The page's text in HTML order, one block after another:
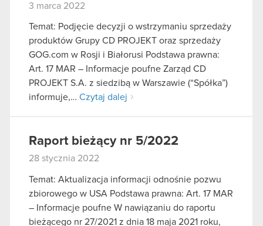
3 marca 2022
Temat: Podjęcie decyzji o wstrzymaniu sprzedaży
produktów Grupy CD PROJEKT oraz sprzedaży
GOG.com w Rosji i Białorusi Podstawa prawna:
Art. 17 MAR – Informacje poufne Zarząd CD
PROJEKT S.A. z siedzibą w Warszawie (“Spółka”)
informuje,… Czytaj dalej
Raport bieżący nr 5/2022
28 stycznia 2022
Temat: Aktualizacja informacji odnośnie pozwu
zbiorowego w USA Podstawa prawna: Art. 17 MAR
– Informacje poufne W nawiązaniu do raportu
bieżącego nr 27/2021 z dnia 18 maja 2021 roku,